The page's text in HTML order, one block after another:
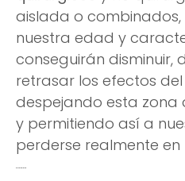
aislada o combinados,
nuestra edad y
conseguirán disminuir,
retrasar los efectos del
despejando esta zona
y permitiendo así a
perderse realmente
Blefaroplastia